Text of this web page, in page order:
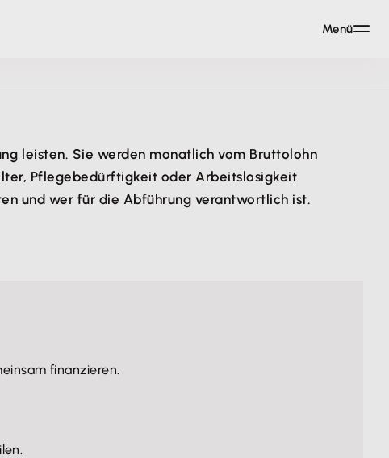
leisten. Sie werden monatlich vom Bruttolohn
Pflegebedürftigkeit oder Arbeitslosigkeit
und wer für die Abführung verantwortlich ist.
finanzieren.
Menü